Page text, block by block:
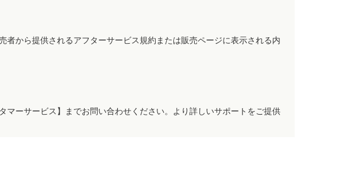
から提供されるアフターサービス規約または販売ページに表示される内
ーサービス】までお問い合わせください。より詳しいサポートをご提供